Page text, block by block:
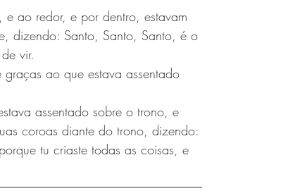
ao redor, e por dentro, estavam
dizendo: Santo, Santo, Santo, é o
vir.
ao que estava assentado
assentado sobre o trono, e
coroas diante do trono, dizendo:
tu criaste todas as coisas, e